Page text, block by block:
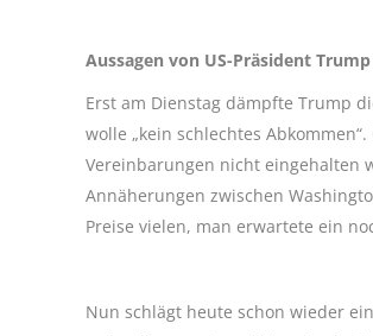
Aussagen von US-Präsident
Erst am Dienstag dämpfte Trump
wolle „kein schlechtes
Vereinbarungen nicht eingehalten
Annäherungen zwischen
Preise vielen, man erwartete ein
Nun schlägt heute schon wieder